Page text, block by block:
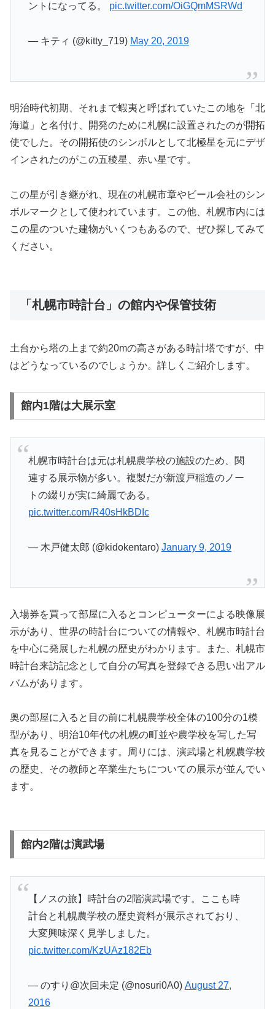
ントになってる。 pic.twitter.com/OiGQmMSRWd
— キティ (@kitty_719) May 20, 2019
明治時代初期、それまで蝦夷と呼ばれていたこの地を「北
海道」と名付け、開発のために札幌に設置されたのが開拓
使でした。その開拓使のシンボルとして北極星を元にデザ
インされたのがこの五稜星、赤い星です。
この星が引き継がれ、現在の札幌市章やビール会社のシン
ボルマークとして使われています。この他、札幌市内には
この星のついた建物がいくつもあるので、ぜひ探してみて
ください。
「札幌市時計台」の館内や保管技術
土台から塔の上まで約20mの高さがある時計塔ですが、中
はどうなっているのでしょうか。詳しくご紹介します。
館内1階は大展示室
札幌市時計台は元は札幌農学校の施設のため、関
連する展示物が多い。複製だが新渡戸稲造のノー
トの綴りが実に綺麗である。
pic.twitter.com/R40sHkBDIc
— 木戸健太郎 (@kidokentaro) January 9, 2019
入場券を買って部屋に入るとコンピューターによる映像展
示があり、世界の時計台についての情報や、札幌市時計台
を中心に発展した札幌の歴史がわかります。また、札幌市
時計台来訪記念として自分の写真を登録できる思い出アル
バムがあります。
奥の部屋に入ると目の前に札幌農学校全体の100分の1模
型があり、明治10年代の札幌の町並や農学校を写した写
真を見ることができます。周りには、演武場と札幌農学校
の歴史、その教師と卒業生たちについての展示が並んでい
ます。
館内2階は演武場
【ノスの旅】時計台の2階演武場です。ここも時
計台と札幌農学校の歴史資料が展示されており、
大変興味深く見学しました。
pic.twitter.com/KzUAz182Eb
— のすり@次回未定 (@nosuri0A0) August 27,
2016